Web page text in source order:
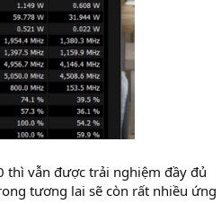
thì vẫn được trải nghiệm đầy đủ
tương lai sẽ còn rất nhiều ứng